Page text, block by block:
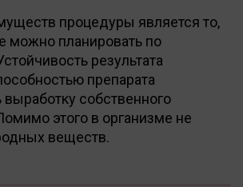
процедуры является то,
можно планировать по
результата
препарата
выработку собственного
этого в организме не
веществ.